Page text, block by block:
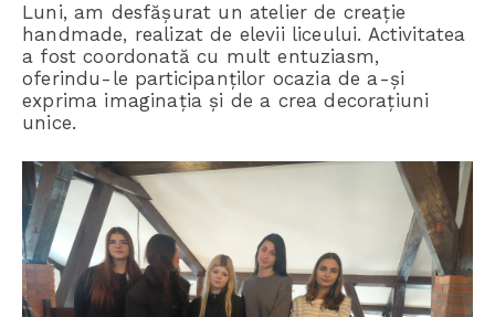
Luni, am desfășurat un atelier de creație
handmade, realizat de elevii liceului. Activitatea
a fost coordonată cu mult entuziasm,
oferindu-le participanților ocazia de a-și
exprima imaginația și de a crea decorațiuni
unice.